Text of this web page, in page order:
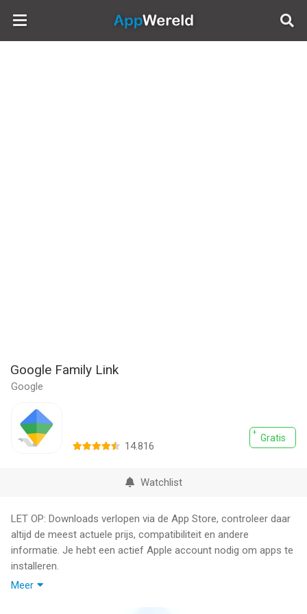
AppWereld
Google Family Link
Google
Gratis
14.816
Watchlist
LET OP: Downloads verlopen via de App Store, controleer daar
altijd de meest actuele prijs, compatibiliteit en andere
informatie. Je hebt een actief Apple account nodig om apps te
installeren.
Meer